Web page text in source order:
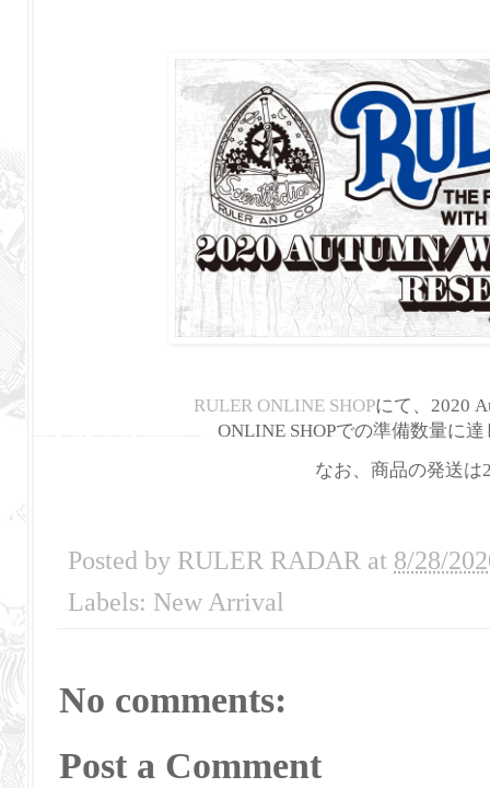
RULER ONLINE SHOPにて、2020
ONLINE SHOPでの準備数量に
なお、商品の発送は
Posted by RULER RADAR at 8/28/
Labels: New Arrival
No comments:
Post a Comment